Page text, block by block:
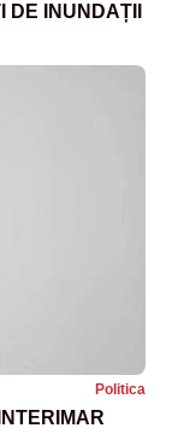
INUNDAȚII
Politica